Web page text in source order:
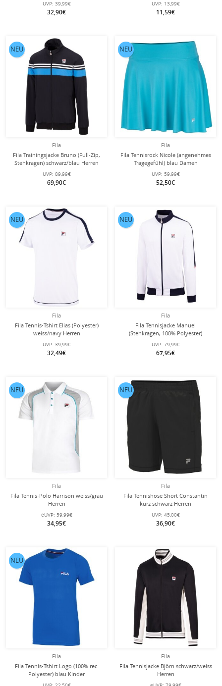
UVP: 39,99€
32,90€
UVP: 13,99€
11,59€
Fila
Fila Trainingsjacke Bruno (Full-Zip,
Stehkragen) schwarz/blau Herren
UVP: 89,99€
69,90€
NEU
Fila
Fila Tennisrock Nicole (angenehmes
Tragegefühl) blau Damen
UVP: 59,99€
52,50€
NEU
Fila
Fila Tennis-Tshirt Elias (Polyester)
weiss/navy Herren
UVP: 39,99€
32,49€
NEU
Fila
Fila Tennisjacke Manuel
(Stehkragen, 100% Polyester)
weiss/navy Herren
UVP: 79,99€
67,95€
NEU
Fila
Fila Tennis-Polo Harrison weiss/grau
Herren
eUVP: 59,99€
34,95€
NEU
Fila
Fila Tennishose Short Constantin
kurz schwarz Herren
UVP: 45,00€
36,90€
NEU
Fila
Fila Tennis-Tshirt Logo (100% rec.
Polyester) blau Kinder
NEU
Fila
Fila Tennisjacke Björn schwarz/weiss
Herren